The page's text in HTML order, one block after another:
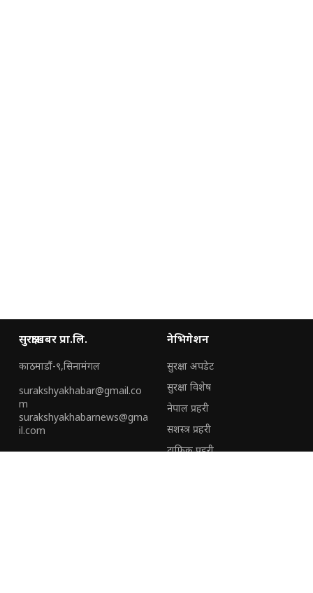
सुरक्षाखबर प्रा.लि.
काठमाडौं-९,सिनामंगल
surakshyakhabar@gmail.co
m
surakshyakhabarnews@gma
il.com
नेभिगेशन
सुरक्षा अपडेट
सुरक्षा विशेष
नेपाल प्रहरी
सशस्त्र प्रहरी
ट्राफिक प्रहरी